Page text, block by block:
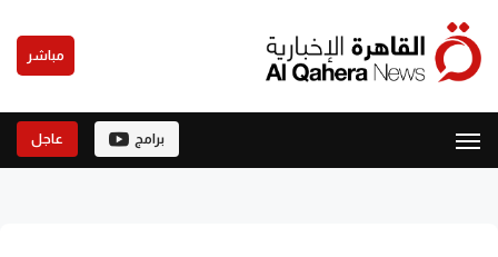
مباشر
برامج عاجل